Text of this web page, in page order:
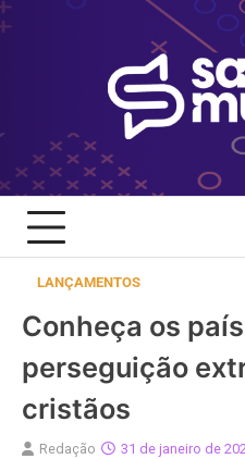
Skip
to
LANÇAMENTOS
Conheça os
perseguição
cristãos
Redação 31 de janeiro de